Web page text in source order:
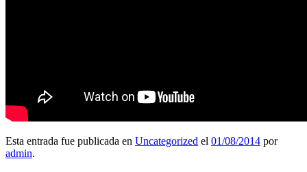
Esta entrada fue publicada en Uncategorized el 01/08/2014 por
admin.